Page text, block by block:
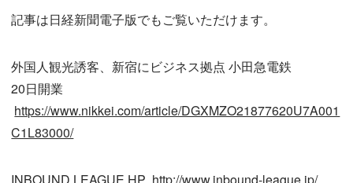
記事は日経新聞電子版でもご覧いただけます。
外国人観光誘客、新宿にビジネス拠点 小田急電鉄
20日開業
https://www.nikkei.com/article/DGXMZO21877620U7A001
C1L83000/